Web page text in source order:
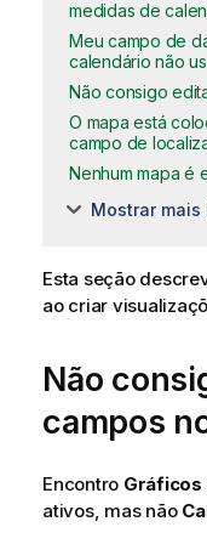
medidas de
Meu campo de
calendário não
Não consigo
O mapa está
campo de
Nenhum mapa é
Mostrar mais
Esta seção
ao criar
Não
campos
Encontro Gráficos
ativos, mas não